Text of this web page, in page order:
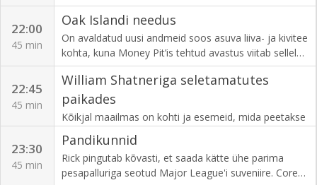
litograafiale Pablo Picassost. Seejärel on Rick valmis
uut tehingut tegema, kui müüja toob Franklin
Roosevelti "Lõkkejuttude" salvestused.
22:00
45 min
Oak Islandi needus
On avaldatud uusi andmeid soos asuva liiva- ja kivitee
kohta, kuna Money Pit’is tehtud avastus viitab sellele,
et vastused Oak Islandi mõistatusele võivad peituda
üle 3000 km kaugusel.
22:45
45 min
William Shatneriga seletamatutes
paikades
Kõikjal maailmas on kohti ja esemeid, mida peetakse
neetuks. Kas needused on pelgalt liigse kujutlusvõime
tulemus või on võimalik, et needused on reaalsed ja
mängus on tumedad jõud, mis ei allu seletusele?
23:30
45 min
Pandikunnid
Rick pingutab kõvasti, et saada kätte ühe parima
pesapalluriga seotud Major League'i suveniire. Corey